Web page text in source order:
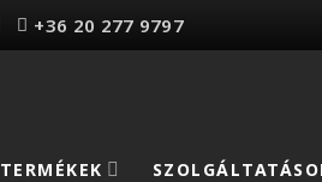
+36 20 277 9797
TERMÉKEK